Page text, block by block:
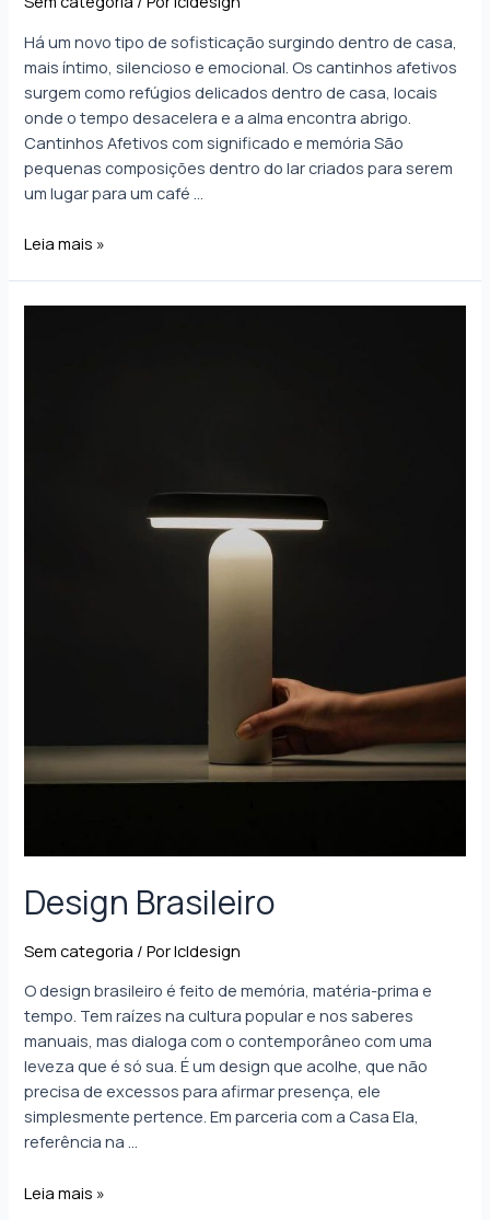
Há um novo tipo de sofisticação surgindo dentro de casa,
mais íntimo, silencioso e emocional. Os cantinhos afetivos
surgem como refúgios delicados dentro de casa, locais
onde o tempo desacelera e a alma encontra abrigo.
Cantinhos Afetivos com significado e memória São
pequenas composições dentro do lar criados para serem
um lugar para um café …
Leia mais »
Design Brasileiro
Sem categoria / Porlcldesign
O design brasileiro é feito de memória, matéria-prima e
tempo. Tem raízes na cultura popular e nos saberes
manuais, mas dialoga com o contemporâneo com uma
leveza que é só sua. É um design que acolhe, que não
precisa de excessos para afirmar presença, ele
simplesmente pertence. Em parceria com a Casa Ela,
referência na …
Leia mais »